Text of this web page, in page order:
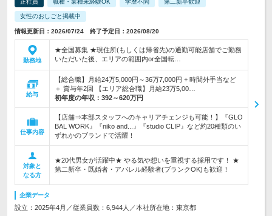
正社員 職種・業種未経験OK 学歴不問 第二新卒歓迎
女性のおしごと掲載中
情報更新日：2026/07/24 終了予定日：2026/08/20
勤務地
★全国募集 ★現住所(もしくは帰省先)の通勤可能店舗でご勤務
いただいた後、エリアの範囲内or全国転…
給与
【総合職】月給24万5,000円～36万7,000円 + 時間外手当など
＋ 賞与年2回 【エリア総合職】月給23万5,00…
初年度の年収： 392～620万円
仕事内容
【店舗⇒本部スタッフへのキャリアチェンジも可能！】『GLO
BAL WORK』『niko and...』『studio CLIP』など約20種類のい
ずれかのブランドで活躍！
対象と
なる方
★20代男女が活躍中★ やる気や想いを重視する採用です！ ★
第二新卒・既婚者・アパレル経験者(ブランクOK)も歓迎！
企業データ
設立：2025年4月／従業員数：6,944人／本社所在地：東京都